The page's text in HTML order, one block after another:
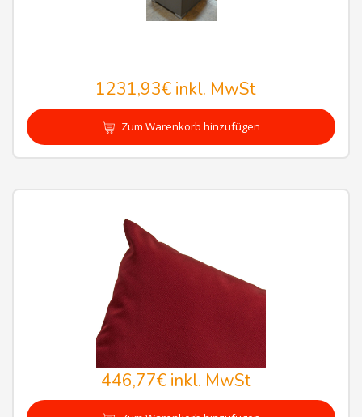
1231,93€ inkl. MwSt
Zum Warenkorb hinzufügen
446,77€inkl. MwSt